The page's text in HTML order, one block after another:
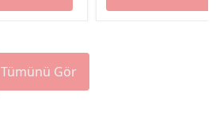
Tümünü Gör